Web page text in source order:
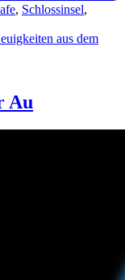
, Schlossinsel,
aus dem
Au